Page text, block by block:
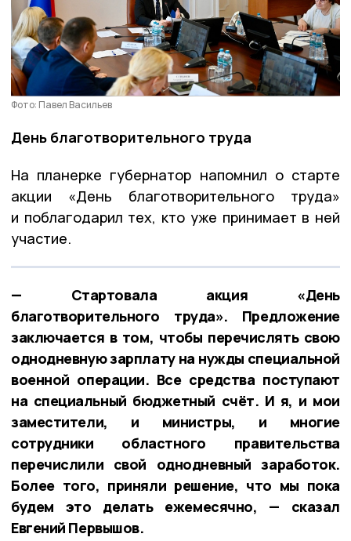
Фото: Павел Васильев
День благотворительного труда
На планерке губернатор напомнил о старте
акции «День благотворительного труда»
и поблагодарил тех, кто уже принимает в ней
участие.
— Стартовала акция «День
благотворительного труда». Предложение
заключается в том, чтобы перечислять свою
однодневную зарплату на нужды специальной
военной операции. Все средства поступают
на специальный бюджетный счёт. И я, и мои
заместители, и министры, и многие
сотрудники областного правительства
перечислили свой однодневный заработок.
Более того, приняли решение, что мы пока
будем это делать ежемесячно, — сказал
Евгений Первышов.